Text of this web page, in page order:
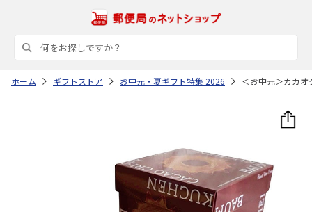
ホーム ギフトストア お中元・夏ギフト特集 2026 ＜お中元＞カカ